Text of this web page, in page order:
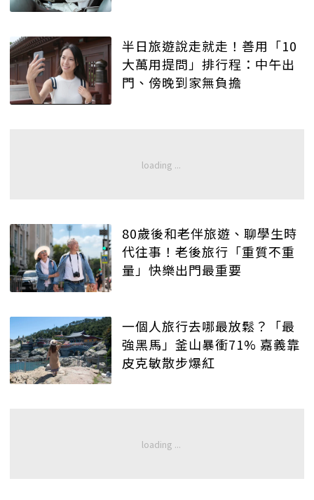
半日旅遊說走就走！善用「10
大萬用提問」排行程：中午出
門、傍晚到家無負擔
80歲後和老伴旅遊、聊學生時
代往事！老後旅行「重質不重
量」快樂出門最重要
一個人旅行去哪最放鬆？「最
強黑馬」釜山暴衝71% 嘉義靠
皮克敏散步爆紅